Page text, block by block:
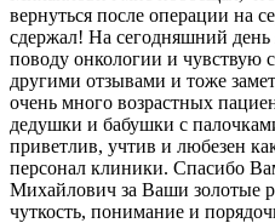
вернуться после операции на
сдержал! На сегодняшний
поводу онкологии и чувствую
другими отзывами и тоже
очень много возрастных
дедушки и бабушки с
приветлив, учтив и любезен
персонал клиники. Спасибо
Михайлович за Ваши золотые
чуткость, понимание и